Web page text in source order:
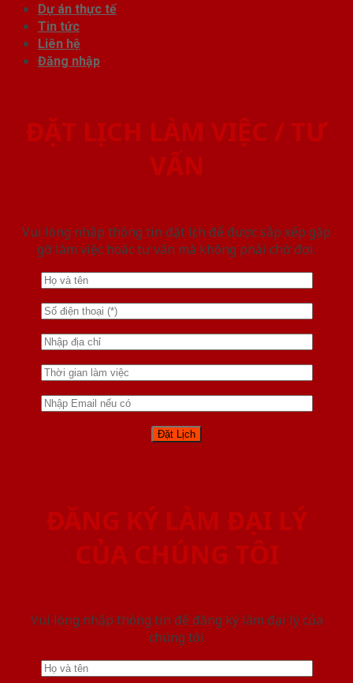
Dự án thực tế
Tin tức
Liên hệ
Đăng nhập
ĐẶT LỊCH LÀM VIỆC / TƯ
VẤN
Vui lòng nhập thông tin đặt lịch để được sắp xếp gặp
gỡ làm việc hoăc tư vấn mà không phải chờ đợi.
ĐĂNG KÝ LÀM ĐẠI LÝ
CỦA CHÚNG TÔI
Vui lòng nhập thông tin để đăng ký làm đại lý của
chúng tôi